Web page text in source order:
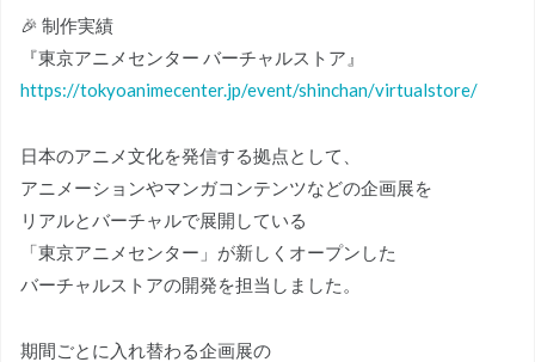
🎉 制作実績
『東京アニメセンター バーチャルストア』
https://tokyoanimecenter.jp/event/shinchan/virtualstore/
日本のアニメ文化を発信する拠点として、
アニメーションやマンガコンテンツなどの企画展を
リアルとバーチャルで展開している
「東京アニメセンター」が新しくオープンした
バーチャルストアの開発を担当しました。
期間ごとに入れ替わる企画展の